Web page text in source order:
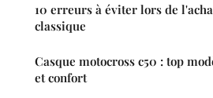
10 erreurs à éviter lors de
classique
Casque motocross c50 : top
et confort